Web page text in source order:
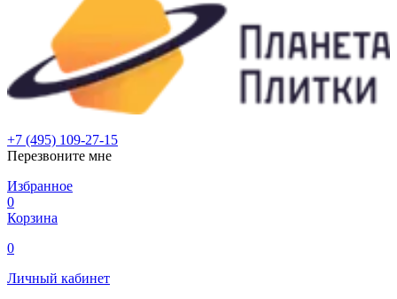
+7 (495) 109-27-15
Перезвоните мне
Избранное
0
Корзина
0
Личный кабинет